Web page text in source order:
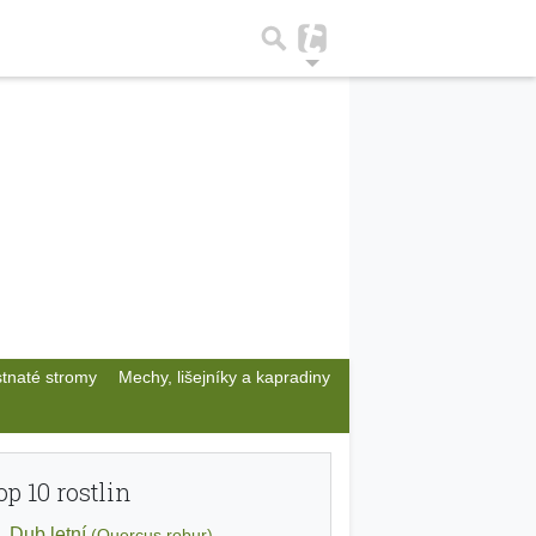
stromy Mechy, lišejníky a kapradiny
10 rostlin